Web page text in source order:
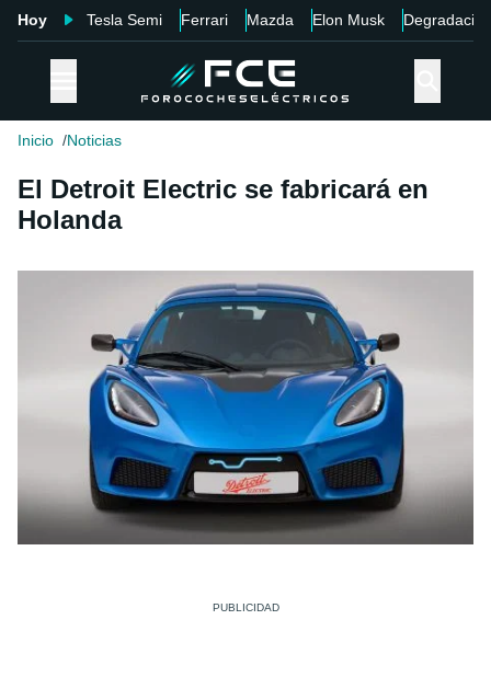
Hoy Tesla Semi Ferrari Mazda Elon Musk Degradación
Inicio Noticias
El Detroit Electric se fabricará en
Holanda